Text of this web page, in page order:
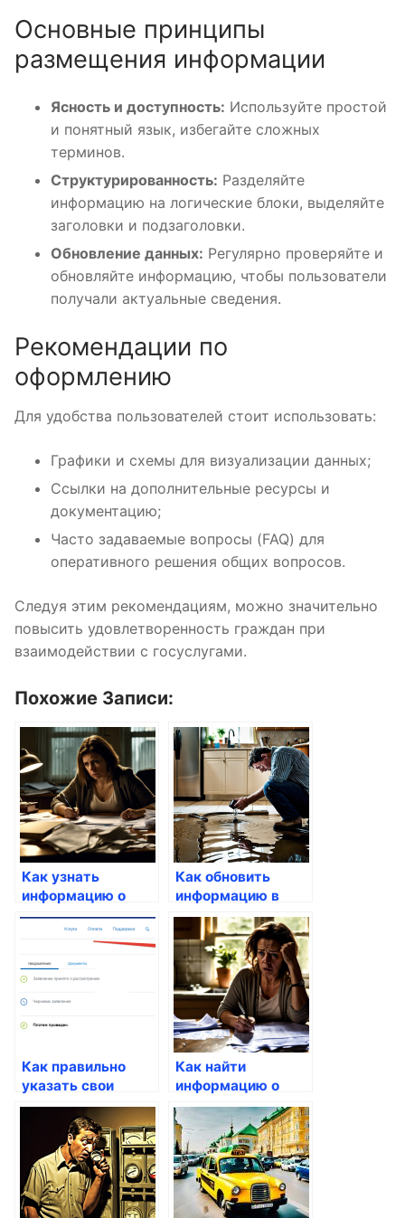
Основные принципы
размещения информации
Ясность и доступность: Используйте простой
и понятный язык, избегайте сложных
терминов.
Структурированность: Разделяйте
информацию на логические блоки, выделяйте
заголовки и подзаголовки.
Обновление данных: Регулярно проверяйте и
обновляйте информацию, чтобы пользователи
получали актуальные сведения.
Рекомендации по
оформлению
Для удобства пользователей стоит использовать:
Графики и схемы для визуализации данных;
Ссылки на дополнительные ресурсы и
документацию;
Часто задаваемые вопросы (FAQ) для
оперативного решения общих вопросов.
Следуя этим рекомендациям, можно значительно
повысить удовлетворенность граждан при
взаимодействии с госуслугами.
Похожие Записи:
Как узнать
информацию о
государственных
наградах
Как обновить
информацию в
налоговой через
портал
Как правильно
указать свои
данные на
Госуслугах
Как найти
информацию о
государственных
наградах